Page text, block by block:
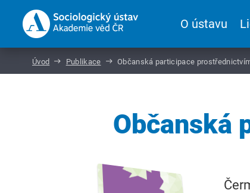
O ústavu
Úvod Publikace Občanská participace
Občanská